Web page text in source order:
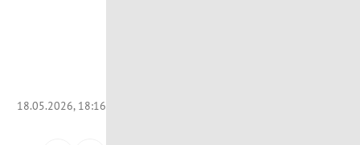
18.05.2026, 18:16